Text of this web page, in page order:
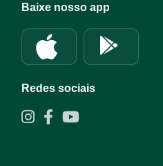
Baixe nosso app
Redes sociais